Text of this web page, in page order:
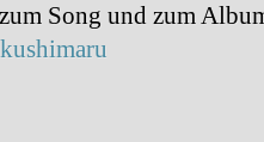
Song und zum